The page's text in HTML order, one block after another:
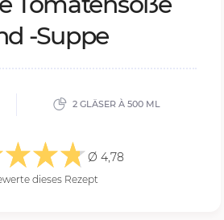
-Sup­pe
2 GLÄSER À 500 ML
Ø 4,78
dieses Rezept